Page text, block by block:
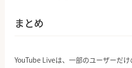
まとめ
YouTube Liveは、一部のユーザーだ